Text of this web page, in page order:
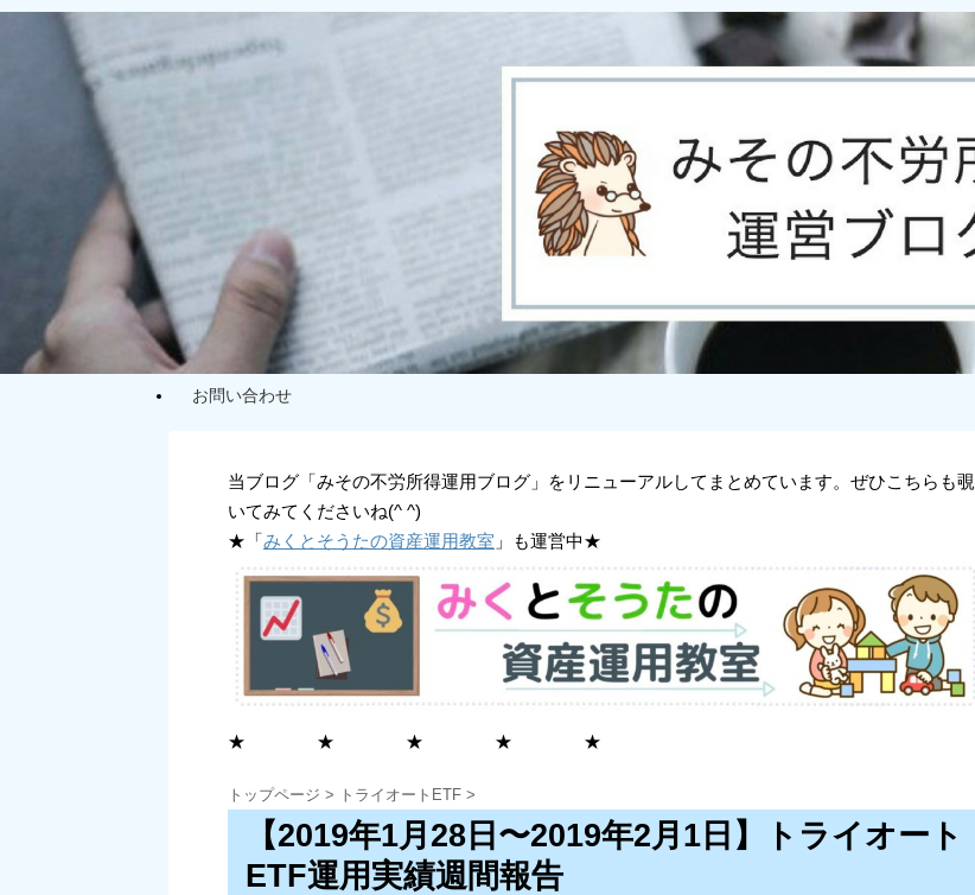
お問い合わせ
当ブログ「みその不労所得運用ブログ」をリニューアルしてまとめています。ぜひこちらも覗
いてみてくださいね(^ ^)
★「 みくとそうたの資産運用教室 」も運営中★
★ ★ ★ ★ ★
トップページ > トライオートETF >
【2019年1月28日〜2019年2月1日】トライオート
ETF運用実績週間報告